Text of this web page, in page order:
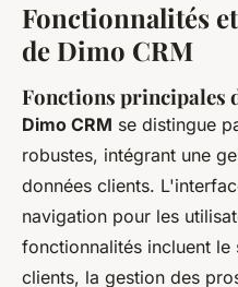
Fonctionnalités
de Dimo CRM
Fonctions principales
Dimo CRM se distingue
robustes, intégrant une
données clients.
navigation pour les
fonctionnalités incluent le
clients, la gestion des